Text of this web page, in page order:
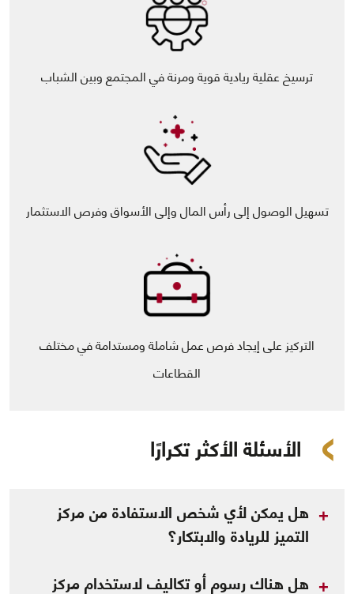
ترسيخ عقلية ريادية قوية ومرنة في المجتمع وبين الشباب
تسهيل الوصول إلى رأس المال وإلى الأسواق وفرص الاستثمار
التركيز على إيجاد فرص عمل شاملة ومستدامة في مختلف
القطاعات
الأسئلة الأكثر تكرارًا
هل يمكن لأي شخص الاستفادة من مركز
التميز للريادة والابتكار؟
هل هناك رسوم أو تكاليف لاستخدام مركز